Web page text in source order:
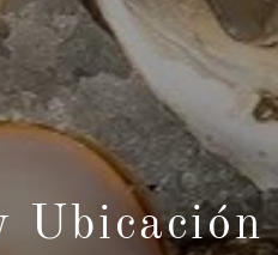
Ubicación